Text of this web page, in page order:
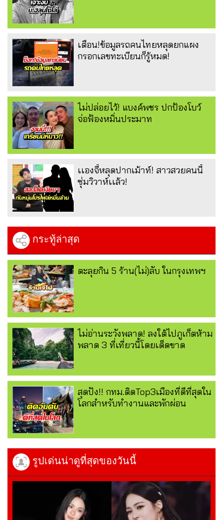
เตือน!ข้อมูลรถคนไทยหลุดยกแผง
กรอกเลขทะเบียนก็รู้หมด!
ไม่ปล่อยไว้! แบงค์พชร ปกป้องโบว์
จ่อฟ้องหมิ่นประมาท
เเองจี้หลุดปากเม้าท์! สาวสวยคนนี้
ซุ่มวิวาห์เเล้ว!
กระทู้ล่าสุด
ตะลุยกิน 5 ร้าน(ไม่)ลับ ในกรุงเทพฯ
ไม่อ่านระวังพลาด! ลงใต้ไปภูเก็ตห้าม
พลาด 3 ที่เที่ยวนี้โดยเด็ดขาด
สุดปัง!! กทม.ติดTop3เมืองที่ดีที่สุดใน
โลกสำหรับทำงานและพักผ่อน
รูปเด่นน่าดูที่สุดของวันนี้